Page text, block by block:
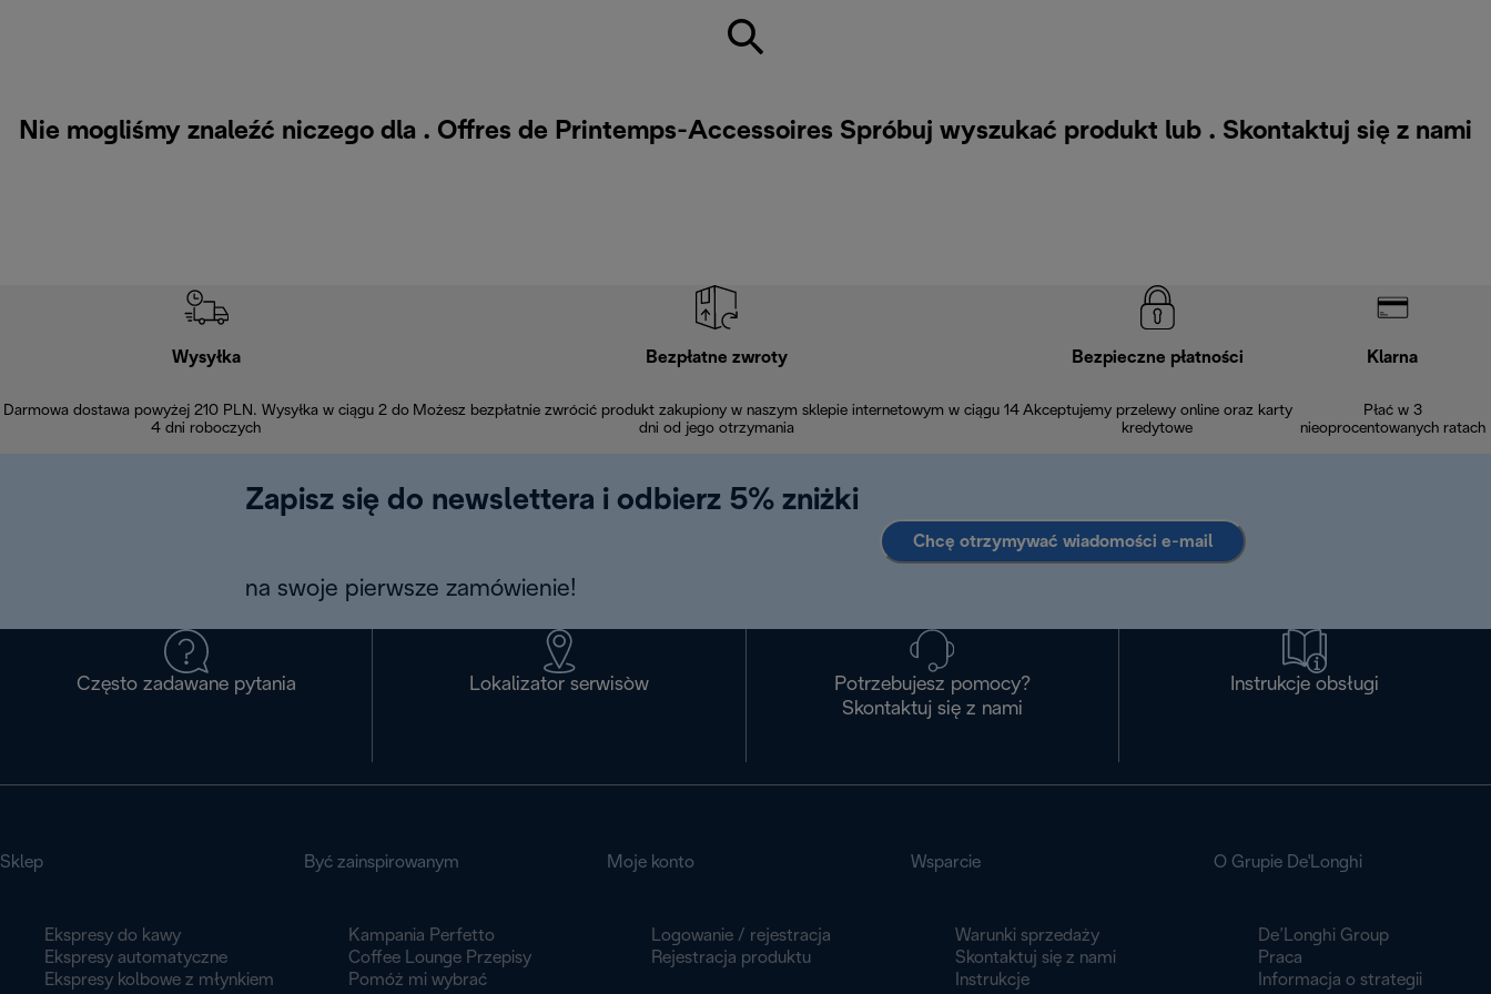
Nie mogliśmy znaleźć niczego dla . Offres de Printemps-Accessoires Spróbuj wyszukać produkt lub . Skontaktuj się z nami
Wysyłka
Darmowa dostawa powyżej 210 PLN. Wysyłka w ciągu 2 do
4 dni roboczych
Bezpłatne zwroty
Możesz bezpłatnie zwrócić produkt zakupiony w naszym sklepie internetowym w ciągu 14
dni od jego otrzymania
Bezpieczne płatności
Akceptujemy przelewy online oraz karty
kredytowe
Klarna
Płać w 3
nieoprocentowanych ratach
Zapisz się do newslettera i odbierz 5% zniżki
na swoje pierwsze zamówienie!
Chcę otrzymywać wiadomości e-mail
Często zadawane pytania Lokalizator serwisòw
Potrzebujesz pomocy?
Skontaktuj się z nami
Instrukcje obsługi
Sklep
Ekspresy do kawy
Ekspresy automatyczne
Ekspresy kolbowe z młynkiem
Być zainspirowanym
Kampania Perfetto
Coffee Lounge Przepisy
Pomóż mi wybrać
Moje konto
Logowanie / rejestracja
Rejestracja produktu
Wsparcie
Warunki sprzedaży
Skontaktuj się z nami
Instrukcje
O Grupie De'Longhi
De’Longhi Group
Praca
Informacja o strategii